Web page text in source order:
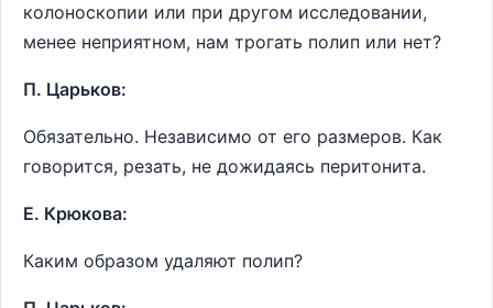
колоноскопии или при другом исследовании,
менее неприятном, нам трогать полип или нет?
П. Царьков:
Обязательно. Независимо от его размеров. Как
говорится, резать, не дожидаясь перитонита.
Е. Крюкова:
Каким образом удаляют полип?